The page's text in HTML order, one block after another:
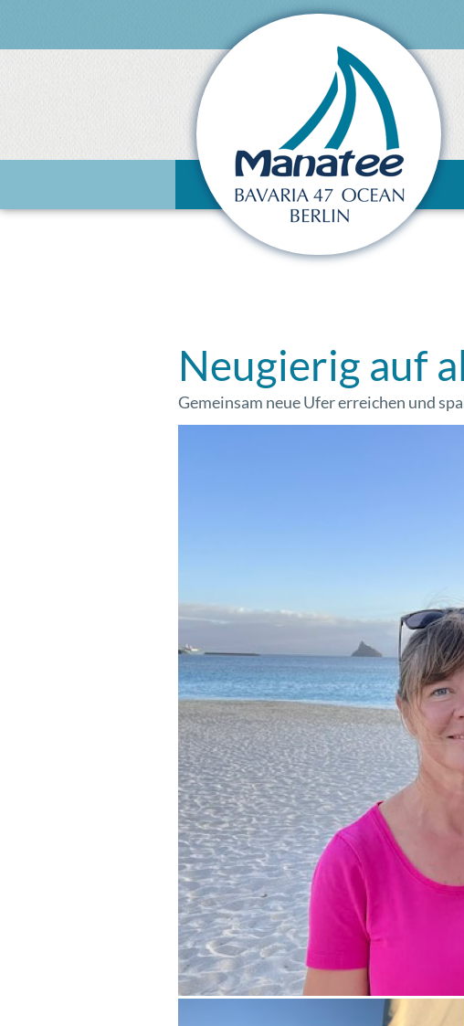
Neugierig auf
Gemeinsam neue Ufer erreichen und